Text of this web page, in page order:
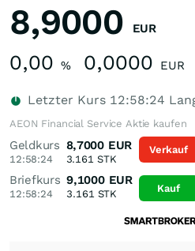
8,9000 EUR
0,00 % 0,0000 EUR
Letzter Kurs 12:58:24
AEON Financial Service Aktie kaufen
Geldkurs
12:58:24
8,7000 EUR
3.161 STK
Briefkurs
12:58:24
9,1000 EUR
3.161 STK
Verkauf
Kauf